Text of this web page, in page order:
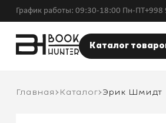
График работы: 09:30-18:00 Пн-ПТ+998
Каталог
Главная Каталог Эрик Шмидт